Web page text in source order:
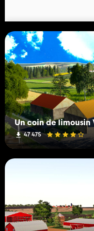
Un coin de limousin
47 475